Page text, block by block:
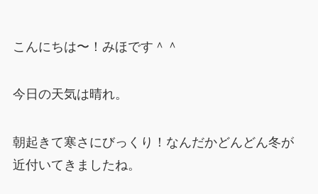
こんにちは〜！みほです＾＾
今日の天気は晴れ。
朝起きて寒さにびっくり！なんだかどんどん冬が
近付いてきましたね。